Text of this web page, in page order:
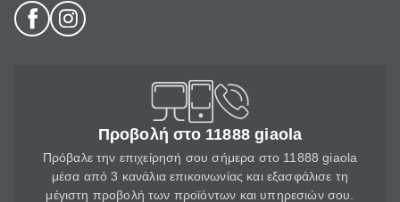
Προβολή στο 11888 giaola
Πρόβαλε την επιχείρησή σου σήμερα στο 11888 giaola
μέσα από 3 κανάλια επικοινωνίας και εξασφάλισε τη
μέγιστη προβολή των προϊόντων και υπηρεσιών σου.